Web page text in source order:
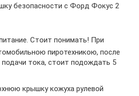
безопасности с Форд Фокус 2
Стоит понимать! При
пиротехникою, после
тока, стоит подождать 5
крышку кожуха рулевой